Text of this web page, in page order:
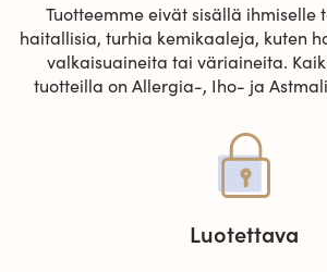
Tuotteemme eivät sisällä ihmiselle
haitallisia, turhia kemikaaleja, kuten
valkaisuaineita tai väriaineita.
tuotteilla on Allergia-, Iho- ja
Luotettava